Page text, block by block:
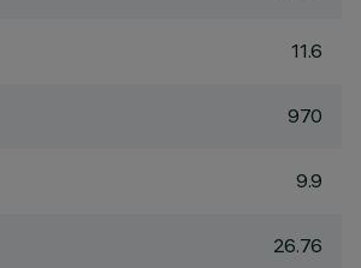
11.6
970
9.9
26.76